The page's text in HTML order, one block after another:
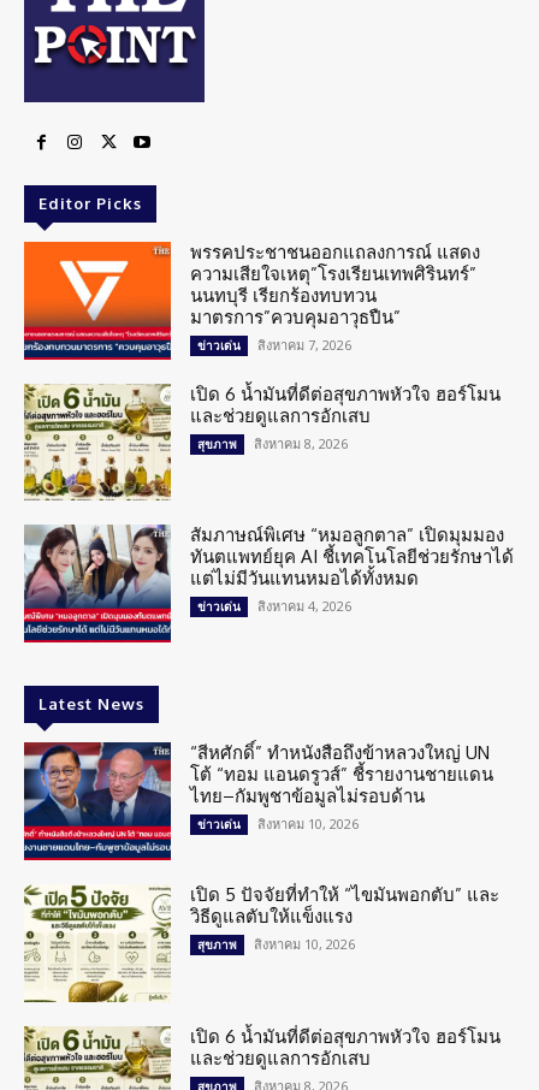
Editor Picks
พรรคประชาชนออกแถลงการณ์ แสดง
ความเสียใจเหตุ”โรงเรียนเทพศิรินทร์”
นนทบุรี เรียกร้องทบทวน
มาตรการ”ควบคุมอาวุธปืน”
ข่าวเด่น สิงหาคม 7, 2026
เปิด 6 น้ำมันที่ดีต่อสุขภาพหัวใจ ฮอร์โมน
และช่วยดูแลการอักเสบ
สุขภาพ สิงหาคม 8, 2026
สัมภาษณ์พิเศษ “หมอลูกตาล” เปิดมุมมอง
ทันตแพทย์ยุค AI ชี้เทคโนโลยีช่วยรักษาได้
แต่ไม่มีวันแทนหมอได้ทั้งหมด
ข่าวเด่น สิงหาคม 4, 2026
Latest News
“สีหศักดิ์” ทำหนังสือถึงข้าหลวงใหญ่ UN
โต้ “ทอม แอนดรูวส์” ชี้รายงานชายแดน
ไทย–กัมพูชาข้อมูลไม่รอบด้าน
ข่าวเด่น สิงหาคม 10, 2026
เปิด 5 ปัจจัยที่ทำให้ “ไขมันพอกตับ” และ
วิธีดูแลตับให้แข็งแรง
สุขภาพ สิงหาคม 10, 2026
เปิด 6 น้ำมันที่ดีต่อสุขภาพหัวใจ ฮอร์โมน
และช่วยดูแลการอักเสบ
สุขภาพ สิงหาคม 8, 2026